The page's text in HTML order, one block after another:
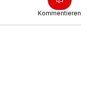
Kommentieren